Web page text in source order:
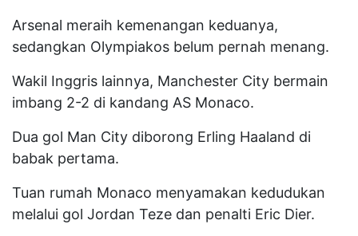
Arsenal meraih kemenangan keduanya,
sedangkan Olympiakos belum pernah menang.
Wakil Inggris lainnya, Manchester City bermain
imbang 2-2 di kandang AS Monaco.
Dua gol Man City diborong Erling Haaland di
babak pertama.
Tuan rumah Monaco menyamakan kedudukan
melalui gol Jordan Teze dan penalti Eric Dier.